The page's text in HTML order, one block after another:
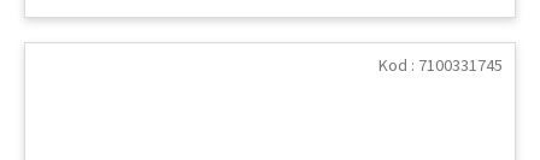
Kod : 7100331745